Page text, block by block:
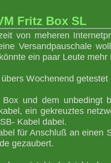
Fritz Box SL
von meheren
Versandpauschale
ein paar Leute mehr
Wochenend
und dem unbedingt
ein gekreuztes
Kabel dabei.
für Anschluß an einen
gezaubert.